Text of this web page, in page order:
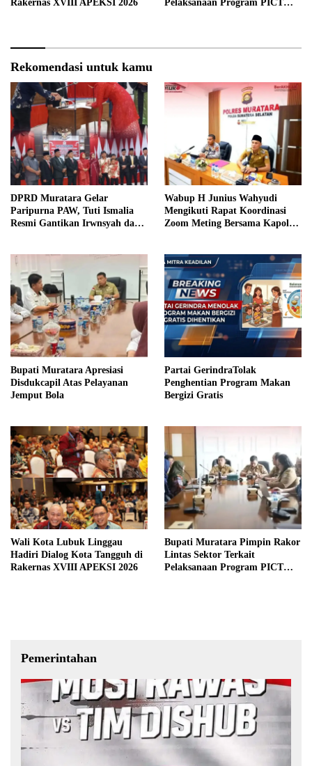
Rakernas XVIII APEKSI 2026
Pelaksanaan Program PICT
Rekomendasi untuk kamu
DPRD Muratara Gelar
Paripurna PAW, Tuti Ismalia
Resmi Gantikan Irwnsyah dari
Wabup H Junius Wahyudi
Mengikuti Rapat Koordinasi
Zoom Meting Bersama Kapolres
Bupati Muratara Apresiasi
Disdukcapil Atas Pelayanan
Jemput Bola
Partai GerindraTolak
Penghentian Program Makan
Bergizi Gratis
Wali Kota Lubuk Linggau
Hadiri Dialog Kota Tangguh di
Rakernas XVIII APEKSI 2026
Bupati Muratara Pimpin Rakor
Lintas Sektor Terkait
Pelaksanaan Program PICT
Pemerintahan